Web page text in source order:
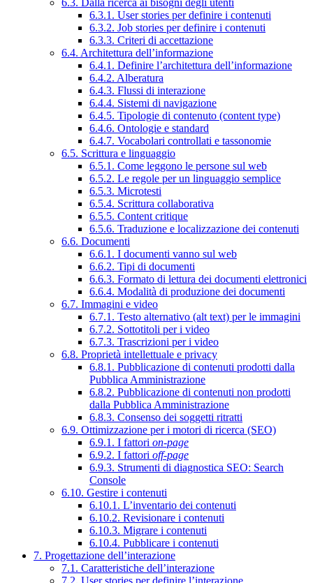
6.3.1. User stories per definire i contenuti
6.3.2. Job stories per definire i contenuti
6.3.3. Criteri di accettazione
6.4. Architettura dell’informazione
6.4.1. Definire l’architettura dell’informazione
6.4.2. Alberatura
6.4.3. Flussi di interazione
6.4.4. Sistemi di navigazione
6.4.5. Tipologie di contenuto (content type)
6.4.6. Ontologie e standard
6.4.7. Vocabolari controllati e tassonomie
6.5. Scrittura e linguaggio
6.5.1. Come leggono le persone sul web
6.5.2. Le regole per un linguaggio semplice
6.5.3. Microtesti
6.5.4. Scrittura collaborativa
6.5.5. Content critique
6.5.6. Traduzione e localizzazione dei contenuti
6.6. Documenti
6.6.1. I documenti vanno sul web
6.6.2. Tipi di documenti
6.6.3. Formato di lettura dei documenti elettronici
6.6.4. Modalità di produzione dei documenti
6.7. Immagini e video
6.7.1. Testo alternativo (alt text) per le immagini
6.7.2. Sottotitoli per i video
6.7.3. Trascrizioni per i video
6.8. Proprietà intellettuale e privacy
6.8.1. Pubblicazione di contenuti prodotti dalla
Pubblica Amministrazione
6.8.2. Pubblicazione di contenuti non prodotti
dalla Pubblica Amministrazione
6.8.3. Consenso dei soggetti ritratti
6.9. Ottimizzazione per i motori di ricerca (SEO)
6.9.1. I fattori on-page
6.9.2. I fattori off-page
6.9.3. Strumenti di diagnostica SEO: Search
Console
6.10. Gestire i contenuti
6.10.1. L’inventario dei contenuti
6.10.2. Revisionare i contenuti
6.10.3. Migrare i contenuti
6.10.4. Pubblicare i contenuti
7. Progettazione dell’interazione
7.1. Caratteristiche dell’interazione
7.2. User stories per definire l’interazione